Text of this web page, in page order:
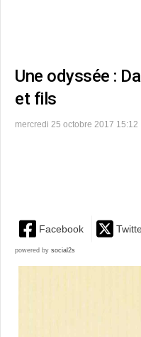
Une odyssée :
et fils
mercredi 25 octobre 2017 15:12
Facebook
powered by social2s